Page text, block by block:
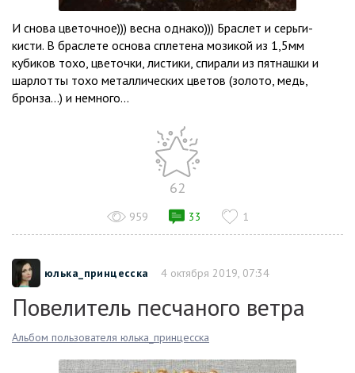
И снова цветочное))) весна однако))) Браслет и серьги-
кисти. В браслете основа сплетена мозикой из 1,5мм
кубиков тохо, цветочки, листики, спирали из пятнашки и
шарлотты тохо металлических цветов (золото, медь,
бронза...) и немного...
62
959 33 1
юлька_принцесска 4 октября 2019, 07:34
Повелитель песчаного ветра
Альбом пользователя юлька_принцесска